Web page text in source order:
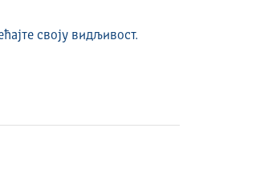
своју видљивост.